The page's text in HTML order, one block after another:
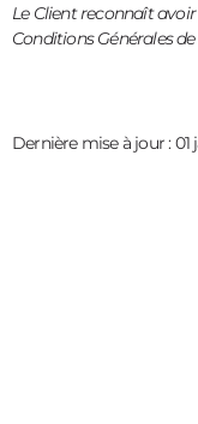
Le Client reconnaît
Conditions Générales
Dernière mise à jour : 01